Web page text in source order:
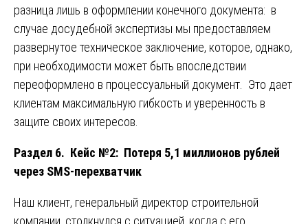
разница лишь в оформлении конечного документа: в
случае досудебной экспертизы мы предоставляем
развернутое техническое заключение, которое, однако,
при необходимости может быть впоследствии
переоформлено в процессуальный документ. Это дает
клиентам максимальную гибкость и уверенность в
защите своих интересов.
Раздел 6. Кейс №2: Потеря 5,1 миллионов рублей
через SMS-перехватчик
Наш клиент, генеральный директор строительной
компании, столкнулся с ситуацией, когда с его